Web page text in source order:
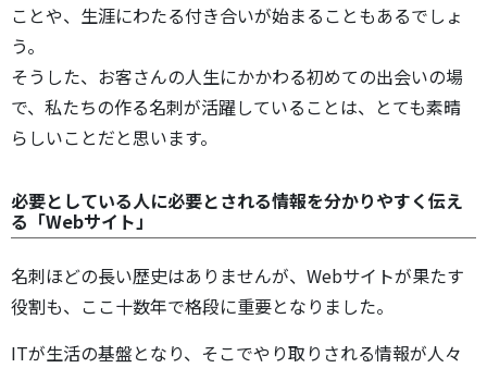
ことや、生涯にわたる付き合いが始まることもあるでしょ
う。
そうした、お客さんの人生にかかわる初めての出会いの場
で、私たちの作る名刺が活躍していることは、とても素晴
らしいことだと思います。
必要としている人に必要とされる情報を分かりやすく伝え
る「Webサイト」
名刺ほどの長い歴史はありませんが、Webサイトが果たす
役割も、ここ十数年で格段に重要となりました。
ITが生活の基盤となり、そこでやり取りされる情報が人々